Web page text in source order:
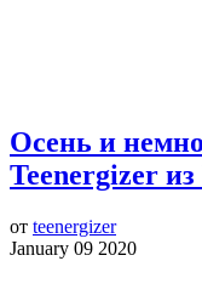
Осень и
Teenergizer
от teenergizer
January 09 2020